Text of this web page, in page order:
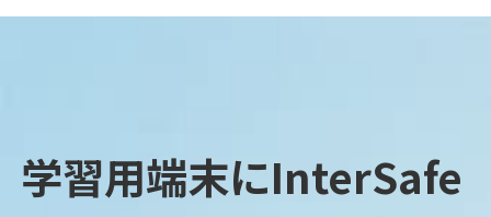
学習用端末にInterSafe